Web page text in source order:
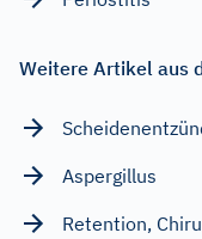
Weitere Artikel aus
Aspergillus
Retention,